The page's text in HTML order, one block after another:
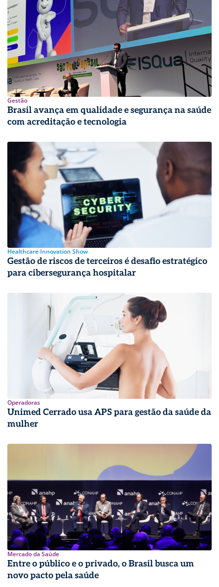
Gestão
Brasil avança em qualidade e segurança na saúde
com acreditação e tecnologia
Healthcare Innovation Show
Gestão de riscos de terceiros é desafio estratégico
para cibersegurança hospitalar
Operadoras
Unimed Cerrado usa APS para gestão da saúde da
mulher
Mercado da Saúde
Entre o público e o privado, o Brasil busca um
novo pacto pela saúde